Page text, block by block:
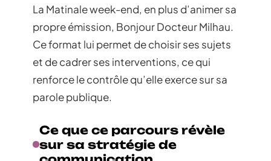
La Matinale week-end, en plus d’animer sa
propre émission, Bonjour Docteur Milhau.
Ce format lui permet de choisir ses sujets
et de cadrer ses interventions, ce qui
renforce le contrôle qu’elle exerce sur sa
parole publique.
Ce que ce parcours révèle
sur sa stratégie de